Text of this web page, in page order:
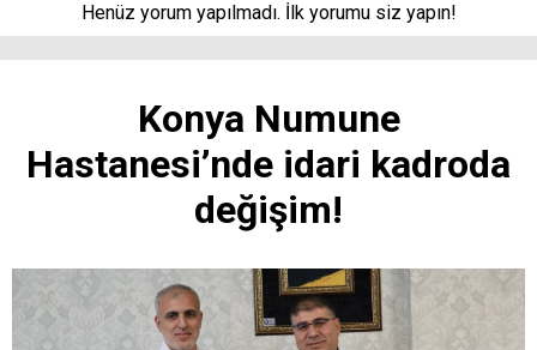
Henüz yorum yapılmadı. İlk yorumu siz yapın!
Konya Numune
Hastanesi’nde idari kadroda
değişim!